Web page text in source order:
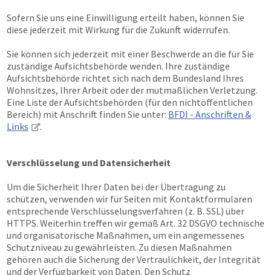
Sofern Sie uns eine Einwilligung erteilt haben, können Sie
diese jederzeit mit Wirkung für die Zukunft widerrufen.
Sie können sich jederzeit mit einer Beschwerde an die für Sie
zuständige Aufsichtsbehörde wenden. Ihre zuständige
Aufsichtsbehörde richtet sich nach dem Bundesland Ihres
Wohnsitzes, Ihrer Arbeit oder der mutmaßlichen Verletzung.
Eine Liste der Aufsichtsbehörden (für den nichtöffentlichen
Bereich) mit Anschrift finden Sie unter: BFDI - Anschriften &
Links
.
Verschlüsselung und Datensicherheit
Um die Sicherheit Ihrer Daten bei der Übertragung zu
schützen, verwenden wir für Seiten mit Kontaktformularen
entsprechende Verschlüsselungsverfahren (z. B. SSL) über
HTTPS. Weiterhin treffen wir gemäß Art. 32 DSGVO technische
und organisatorische Maßnahmen, um ein angemessenes
Schutzniveau zu gewährleisten. Zu diesen Maßnahmen
gehören auch die Sicherung der Vertraulichkeit, der Integrität
und der Verfügbarkeit von Daten. Den Schutz